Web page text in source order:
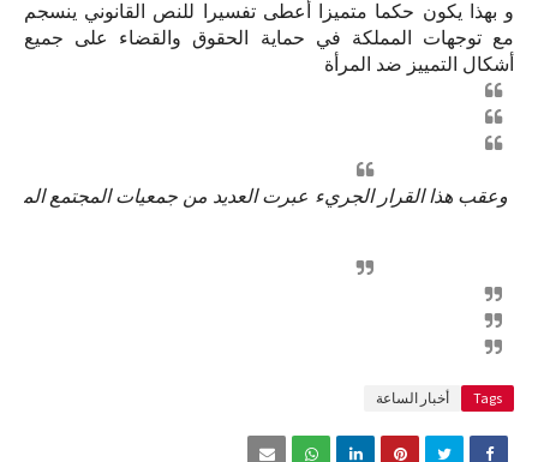
و بهذا يكون حكما متميزا أعطى تفسيرا للنص القانوني ينسجم
مع توجهات المملكة في حماية الحقوق والقضاء على جميع
أشكال التمييز ضد المرأة
وعقب هذا القرار الجريء عبرت العديد من جمعيات المجتمع
Tags أخبار الساعة